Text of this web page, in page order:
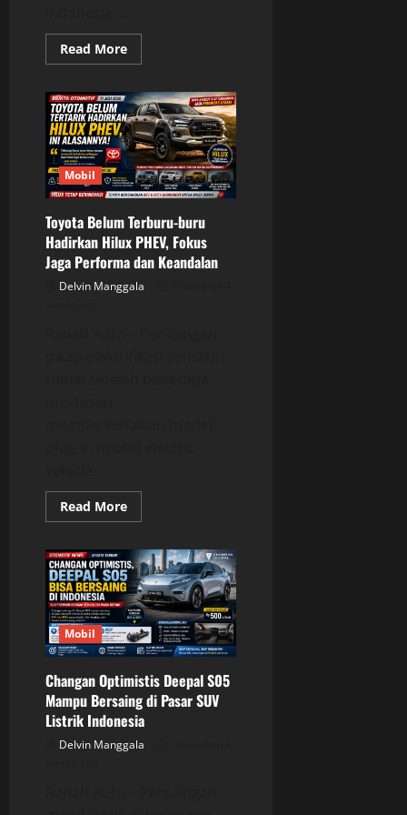
Read MoreRead
more
Buka
Peluang
Hadirkan
Bronco
ke
Indonesia,
Ini
Syarat
Utamanya
Mobil
Toyota Belum Terburu-buru
Hadirkan Hilux PHEV, Fokus
Jaga Performa dan Keandalan
Delvin Manggala
Read MoreRead
more
Belum
Terburu-
buru
Hadirkan
Hilux
PHEV,
Fokus
Jaga
Performa
dan
Keandalan
Mobil
Changan Optimistis Deepal S05
Mampu Bersaing di Pasar SUV
Listrik Indonesia
Delvin Manggala